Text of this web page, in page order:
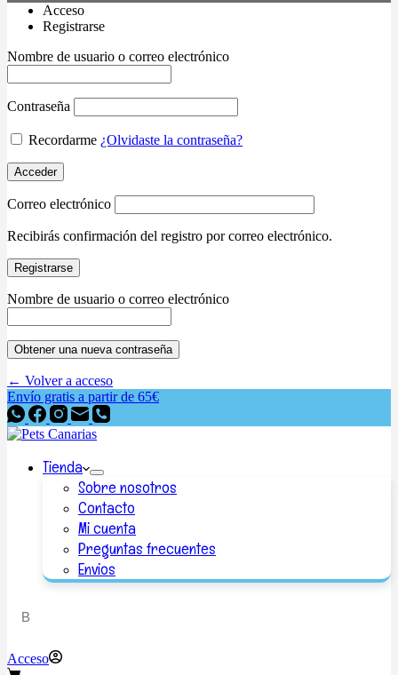
Acceso
Registrarse
Nombre de usuario o correo electrónico
Contraseña
Recordarme ¿Olvidaste la contraseña?
Acceder
Correo electrónico
Recibirás confirmación del registro por correo electrónico.
Registrarse
Nombre de usuario o correo electrónico
Obtener una nueva contraseña
← Volver a acceso
Envío gratis a partir de 65€
Tienda
Sobre nosotros
Contacto
Mi cuenta
Preguntas frecuentes
Envios
Acceso